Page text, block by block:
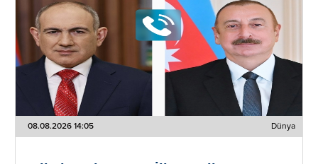
08.08.2026 14:05 Dünya